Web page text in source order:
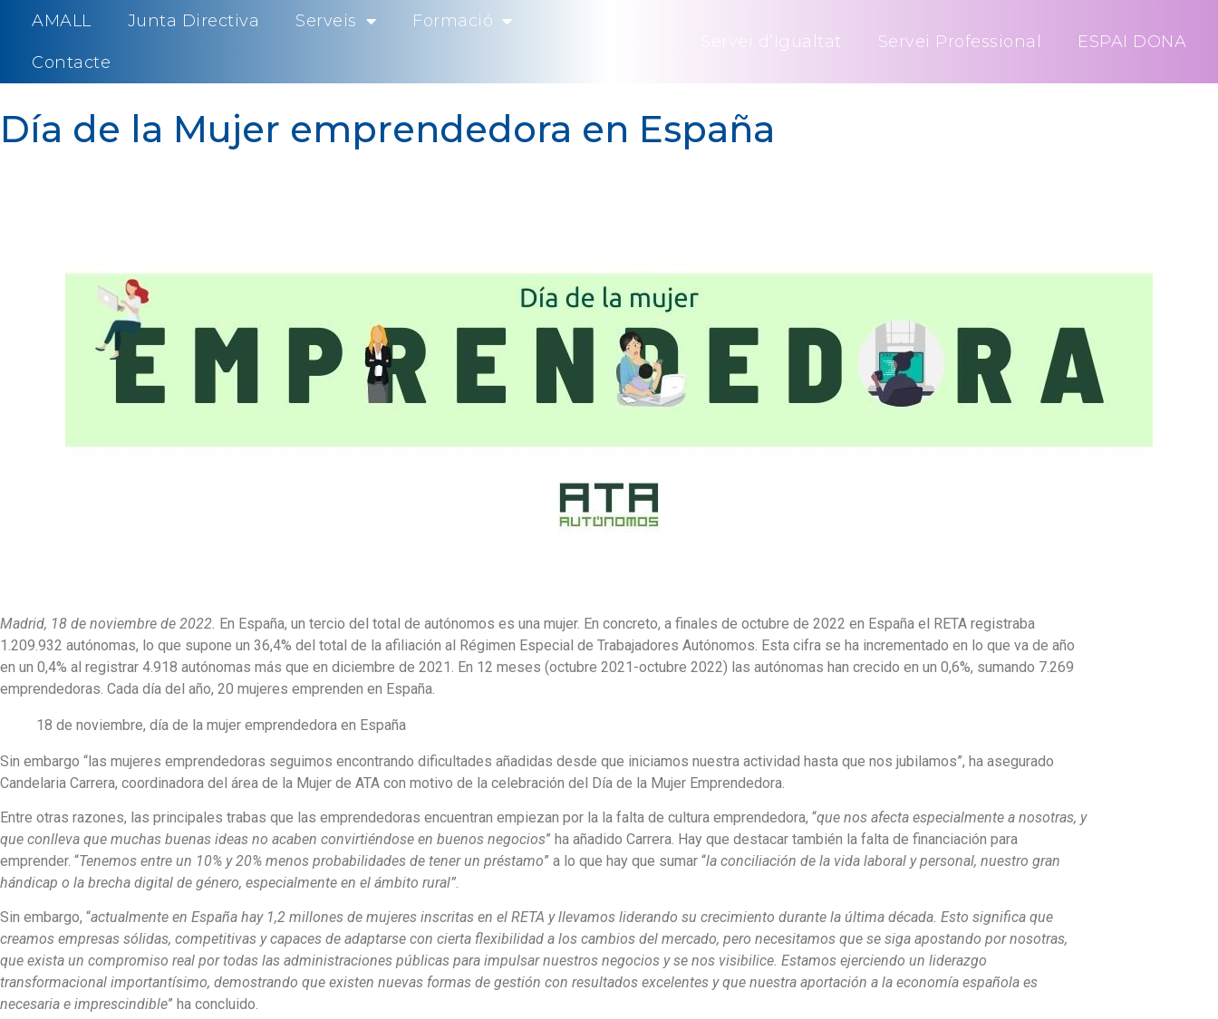
AMALL Junta Directiva Serveis Formació
Contacte
Servei d’Igualtat Servei Professional ESPAI DONA
Día de la Mujer emprendedora en España
Madrid, 18 de noviembre de 2022. En España, un tercio del total de autónomos es una mujer. En concreto, a finales de octubre de 2022 en España el RETA registraba
1.209.932 autónomas, lo que supone un 36,4% del total de la afiliación al Régimen Especial de Trabajadores Autónomos. Esta cifra se ha incrementado en lo que va de año
en un 0,4% al registrar 4.918 autónomas más que en diciembre de 2021. En 12 meses (octubre 2021-octubre 2022) las autónomas han crecido en un 0,6%, sumando 7.269
emprendedoras. Cada día del año, 20 mujeres emprenden en España.
18 de noviembre, día de la mujer emprendedora en España
Sin embargo “las mujeres emprendedoras seguimos encontrando dificultades añadidas desde que iniciamos nuestra actividad hasta que nos jubilamos”, ha asegurado
Candelaria Carrera, coordinadora del área de la Mujer de ATA con motivo de la celebración del Día de la Mujer Emprendedora.
Entre otras razones, las principales trabas que las emprendedoras encuentran empiezan por la la falta de cultura emprendedora, “que nos afecta especialmente a nosotras, y
que conlleva que muchas buenas ideas no acaben convirtiéndose en buenos negocios” ha añadido Carrera. Hay que destacar también la falta de financiación para
emprender. “Tenemos entre un 10% y 20% menos probabilidades de tener un préstamo” a lo que hay que sumar “la conciliación de la vida laboral y personal, nuestro gran
hándicap o la brecha digital de género, especialmente en el ámbito rural”.
Sin embargo, “actualmente en España hay 1,2 millones de mujeres inscritas en el RETA y llevamos liderando su crecimiento durante la última década. Esto significa que
creamos empresas sólidas, competitivas y capaces de adaptarse con cierta flexibilidad a los cambios del mercado, pero necesitamos que se siga apostando por nosotras,
que exista un compromiso real por todas las administraciones públicas para impulsar nuestros negocios y se nos visibilice. Estamos ejerciendo un liderazgo
transformacional importantísimo, demostrando que existen nuevas formas de gestión con resultados excelentes y que nuestra aportación a la economía española es
necesaria e imprescindible” ha concluido.